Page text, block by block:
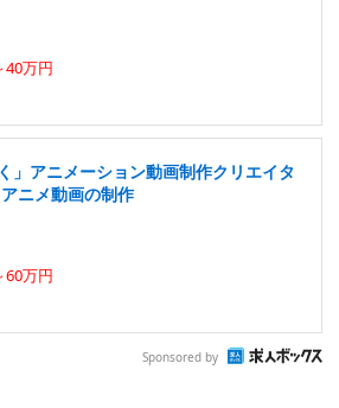
40万円
」アニメーション動画制作クリエイタ
ニメ動画の制作
60万円
Sponsored by